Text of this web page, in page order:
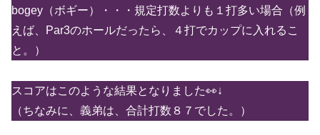
bogey（ボギー）・・・規定打数よりも１打多い場合（例
えば、Par3のホールだったら、４打でカップに入れるこ
と。）
スコアはこのような結果となりました👀↓
（ちなみに、義弟は、合計打数８７でした。）